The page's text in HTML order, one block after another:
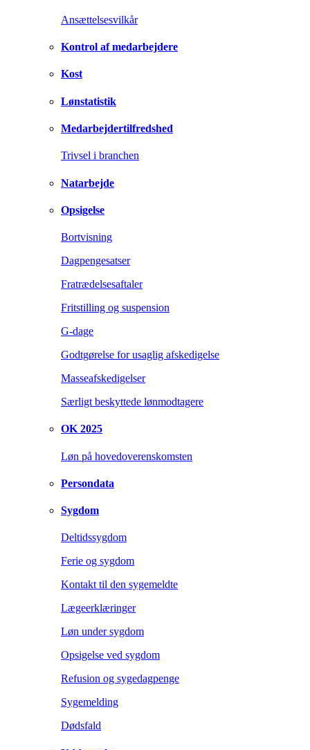
Ansættelsesvilkår
Kontrol af medarbejdere
Kost
Lønstatistik
Medarbejdertilfredshed
Trivsel i branchen
Natarbejde
Opsigelse
Bortvisning
Dagpengesatser
Fratrædelsesaftaler
Fritstilling og suspension
G-dage
Godtgørelse for usaglig afskedigelse
Masseafskedigelser
Særligt beskyttede lønmodtagere
OK 2025
Løn på hovedoverenskomsten
Persondata
Sygdom
Deltidssygdom
Ferie og sygdom
Kontakt til den sygemeldte
Lægeerklæringer
Løn under sygdom
Opsigelse ved sygdom
Refusion og sygedagpenge
Sygemelding
Dødsfald